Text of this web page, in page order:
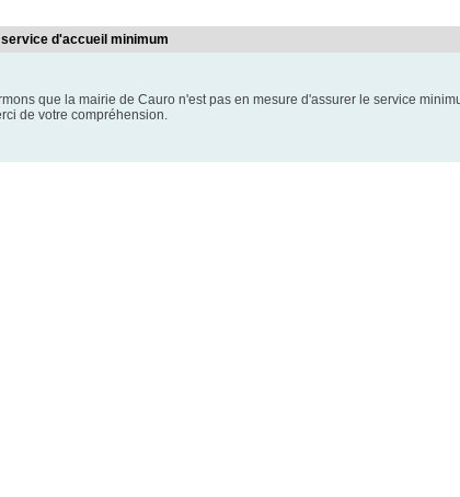
d'accueil minimum
que la mairie de Cauro n'est pas en mesure d'assurer le service
de votre compréhension.